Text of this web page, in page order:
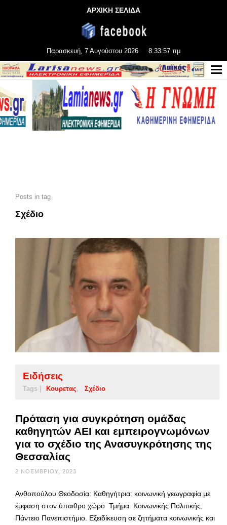
ΑΡΧΙΚΗ ΣΕΛΙΔΑ
Παρασκευή, 7 Αυγούστου 2026 8:33:59 πμ
Posts in tag
Σχέδιο
Ειδήσεις
Tags | Κουρετας Σχέδιο
Πρόταση για συγκρότηση ομάδας
καθηγητών ΑΕΙ και εμπειρογνωμόνων
για το σχέδιο της Ανασυγκρότησης της
Θεσσαλίας
2 ΝΟΕΜΒΡΊΟΥ, 2023
Ανθοπούλου Θεοδοσία: Καθηγήτρια: κοινωνική γεωγραφία με
έμφαση στον ύπαιθρο χώρο Τμήμα: Κοινωνικής Πολιτικής,
Πάντειο Πανεπιστήμιο. Εξειδίκευση σε ζητήματα κοινωνικής και